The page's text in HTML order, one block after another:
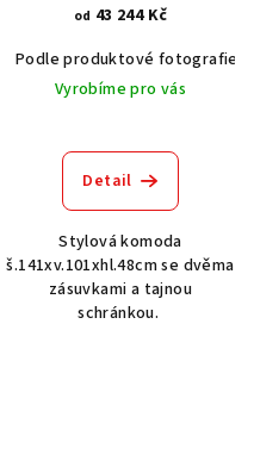
Bílá Bílá s patinou BT9001-A6
od 43 244 Kč
Podle produktové fotografie
Vyrobíme pro vás
Detail
Stylová komoda
š.141xv.101xhl.48cm se dvěma
zásuvkami a tajnou
schránkou.